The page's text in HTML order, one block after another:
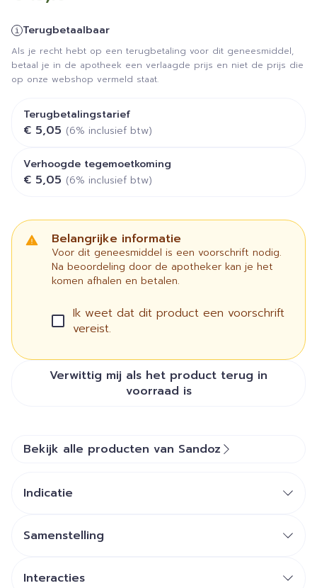
Terugbetaalbaar
Als je recht hebt op een terugbetaling voor dit geneesmiddel,
betaal je in de apotheek een verlaagde prijs en niet de prijs die
op onze webshop vermeld staat.
Terugbetalingstarief
€ 5,05 (6% inclusief btw)
Verhoogde tegemoetkoming
€ 5,05 (6% inclusief btw)
Belangrijke informatie
Voor dit geneesmiddel is een voorschrift nodig.
Na beoordeling door de apotheker kan je het
komen afhalen en betalen.
Ik weet dat dit product een voorschrift
vereist.
Verwittig mij als het product terug in
voorraad is
Bekijk alle producten van Sandoz
Indicatie
Samenstelling
Interacties